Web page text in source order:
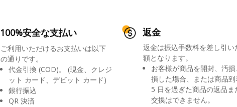
100%安全な支払い
ご利用いただけるお支払いは以下
の通りです。
代金引換 (COD)。 (現金、クレジ
ット カード、デビット カード)
銀行振込
QR 決済
返金
返金は振込手数料を差し引い
額となります。
お客様が商品を開封、汚損
損した場合、または商品到
5 日を過ぎた商品の返品ま
交換はできません。